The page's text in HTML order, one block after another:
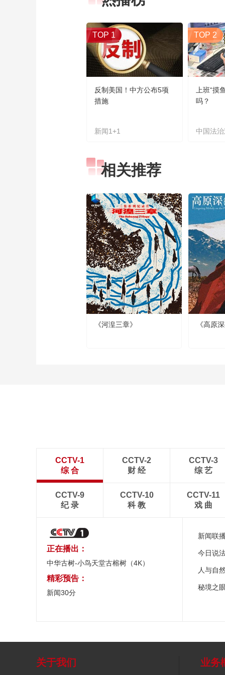
TOP 1
反制美国！中方公布5项
措施
新闻1+1
TOP 2
上班“摸
吗？
中国法
相关推荐
《河湟三章》 《高原
CCTV-1
综 合
CCTV-2
财 经
CCTV-3
综 艺
CCTV-9
纪 录
CCTV-10
科 教
CCTV-11
戏 曲
正在播出：
中华古树-小鸟天堂古榕树（4K）
精彩预告：
新闻30分
新闻联
今日说
人与自
秘境之
关于我们 业务